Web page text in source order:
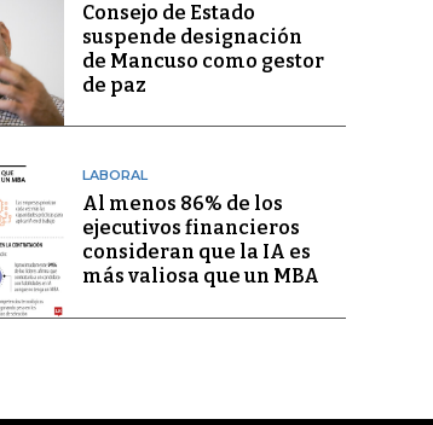
Consejo de Estado
suspende designación
de Mancuso como gestor
de paz
LABORAL
Al menos 86% de los
ejecutivos financieros
consideran que la IA es
más valiosa que un MBA